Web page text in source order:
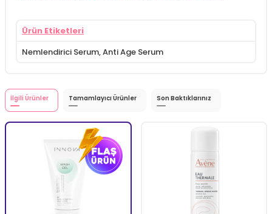
Ürün Etiketleri
Nemlendirici Serum,Anti Age Serum
İlgili Ürünler Tamamlayıcı Ürünler Son Baktıklarınız